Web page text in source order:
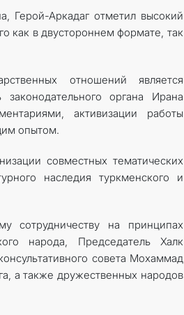
Герой-Аркадаг отметил высокий
как в двустороннем формате, так
отношений является
органа Ирана
активизации работы
опытом.
совместных тематических
наследия туркменского и
сотрудничеству на принципах
народа, Председатель Халк
совета Мохаммад
а также дружественных народов